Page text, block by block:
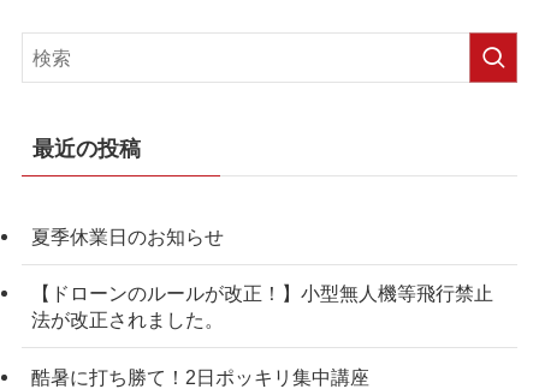
最近の投稿
夏季休業日のお知らせ
【ドローンのルールが改正！】小型無人機等飛行禁止
法が改正されました。
酷暑に打ち勝て！2日ポッキリ集中講座